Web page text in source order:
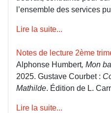
l’ensemble des services
Lire la suite...
Notes de lecture 2ème
Alphonse Humbert, Mon
2025. Gustave Courbet :
Mathilde. Édition de L.
Lire la suite...